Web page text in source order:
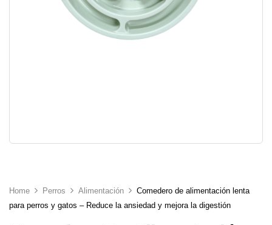
Home Perros Alimentación
Comedero de alimentación lenta
para perros y gatos – Reduce la ansiedad y mejora la digestión